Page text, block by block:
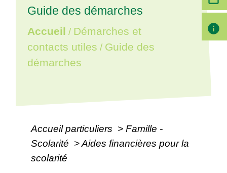
Guide des démarches
Accueil / Démarches et
contacts utiles / Guide des
démarches
Accueil particuliers > Famille -
Scolarité >Aides financières pour la
scolarité
info